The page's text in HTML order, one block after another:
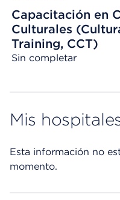
Capacitación en
Culturales
Training, CCT)
Sin completar
Mis
Esta información no
momento.